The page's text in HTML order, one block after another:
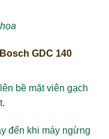
GDC 140
bề mặt viên gạch
đến khi máy ngừng